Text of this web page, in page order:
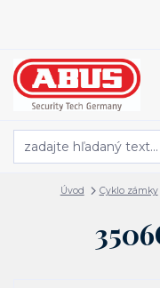
Úvod Cyklo zámky